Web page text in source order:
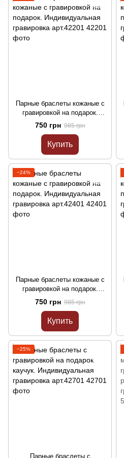
Парные браслеты кожаные с
гравировкой на подарок.
Индивидуальная гравировка
арт.42201
750 грн 985 грн
Купить
−24%
Парные браслеты кожаные с
гравировкой на подарок.
Индивидуальная гравировка
арт.42401
750 грн 985 грн
Купить
−25%
Парные браслеты с